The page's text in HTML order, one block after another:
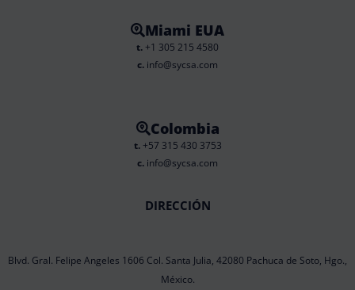
Miami EUA
t. +1 305 215 4580
c. info@sycsa.com
Colombia
t.+57 315 430 3753
c. info@sycsa.com
DIRECCIÓN
Blvd. Gral. Felipe Angeles 1606 Col. Santa Julia, 42080 Pachuca de Soto, Hgo.,
México.